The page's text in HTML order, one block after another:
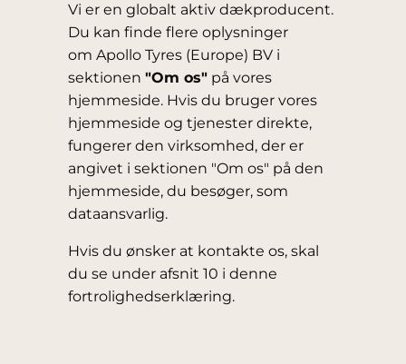
Vi er en globalt aktiv dækproducent.
Du kan finde flere oplysninger
om Apollo Tyres (Europe) BV i
sektionen "Om os"på vores
hjemmeside. Hvis du bruger vores
hjemmeside og tjenester direkte,
fungerer den virksomhed, der er
angivet i sektionen "Om os" på den
hjemmeside, du besøger, som
dataansvarlig.
Hvis du ønsker at kontakte os, skal
du se under afsnit 10 i denne
fortrolighedserklæring.